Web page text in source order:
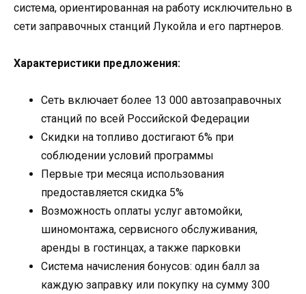
система, ориентированная на работу исключительно в
сети заправочных станций Лукойла и его партнеров.
Характеристики предложения:
Сеть включает более 13 000 автозаправочных
станций по всей Российской Федерации
Скидки на топливо достигают 6% при
соблюдении условий программы
Первые три месяца использования
предоставляется скидка 5%
Возможность оплаты услуг автомойки,
шиномонтажа, сервисного обслуживания,
аренды в гостинцах, а также парковки
Система начисления бонусов: один балл за
каждую заправку или покупку на сумму 300